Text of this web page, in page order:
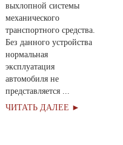
выхлопной системы
механического
транспортного средства.
Без данного устройства
нормальная
эксплуатация
автомобиля не
представляется ...
ЧИТАТЬ ДАЛЕЕ ►